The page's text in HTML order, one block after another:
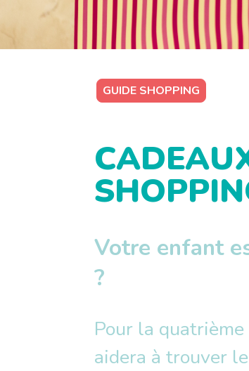
GUIDE SHOPPING
Votre enfant
?
Pour la
aidera à trouver